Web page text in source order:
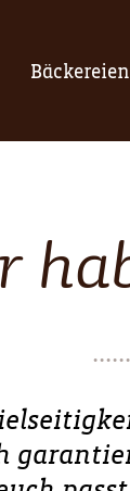
Bäckereien